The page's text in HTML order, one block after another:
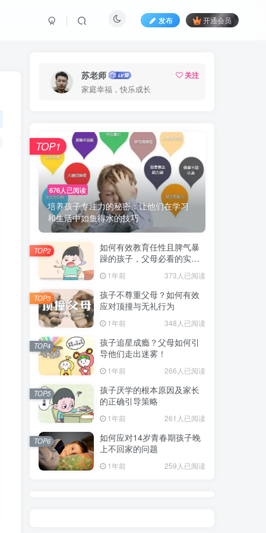
发布 开通会员
苏老师
关注
家庭幸福，快乐成长
676人已阅读
培养孩子专注力的秘密：让他们在学习
和生活中如鱼得水的技巧
TOP1
如何有效教育任性且脾气暴
躁的孩子，父母必看的实用
1年前 373人已阅读
TOP2
孩子不尊重父母？如何有效
应对顶撞与无礼行为
1年前 348人已阅读
TOP3
孩子追星成瘾？父母如何引
导他们走出迷雾！
1年前 266人已阅读
TOP4
孩子厌学的根本原因及家长
的正确引导策略
1年前 261人已阅读
TOP5
如何应对14岁青春期孩子晚
上不回家的问题
1年前 259人已阅读
TOP6